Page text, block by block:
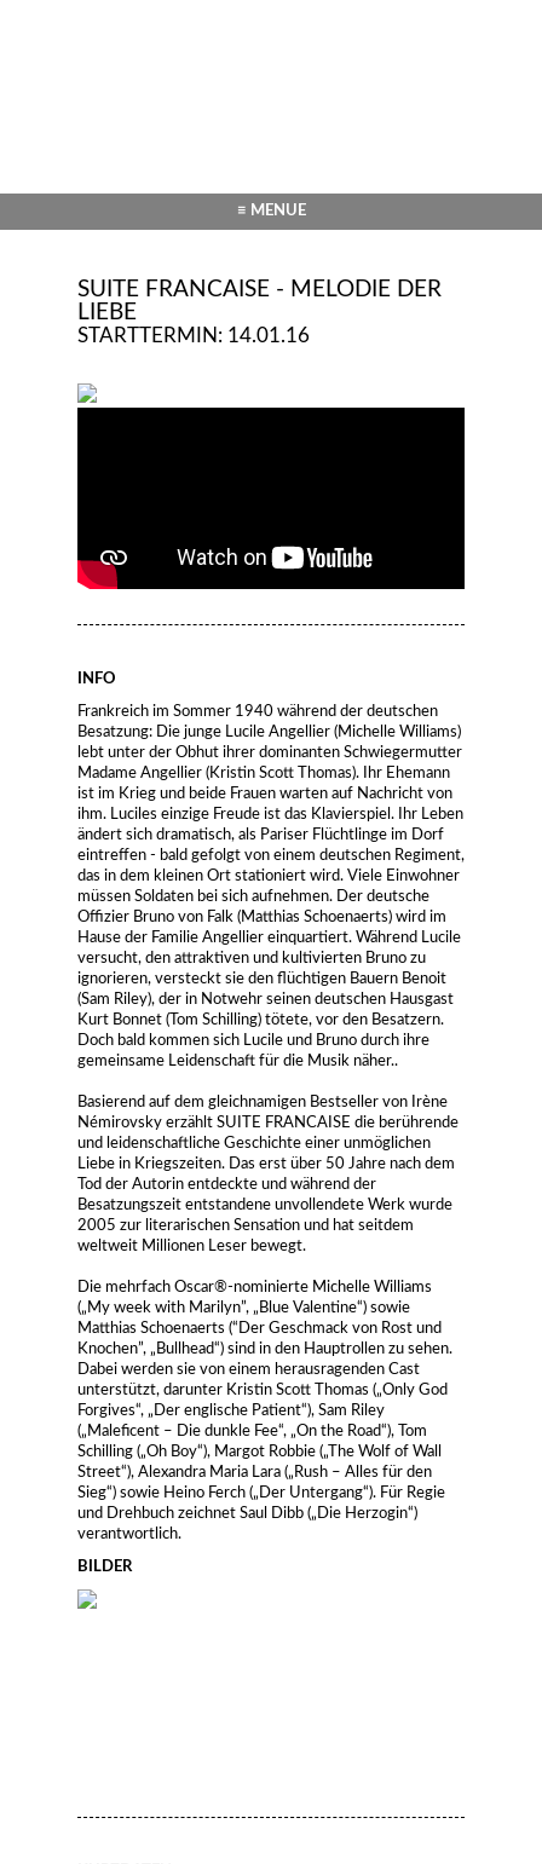
≡ MENUE
SUITE FRANCAISE - MELODIE DER
LIEBE
STARTTERMIN: 14.01.16
INFO
Frankreich im Sommer 1940 während der deutschen
Besatzung: Die junge Lucile Angellier (Michelle Williams)
lebt unter der Obhut ihrer dominanten Schwiegermutter
Madame Angellier (Kristin Scott Thomas). Ihr Ehemann
ist im Krieg und beide Frauen warten auf Nachricht von
ihm. Luciles einzige Freude ist das Klavierspiel. Ihr Leben
ändert sich dramatisch, als Pariser Flüchtlinge im Dorf
eintreffen - bald gefolgt von einem deutschen Regiment,
das in dem kleinen Ort stationiert wird. Viele Einwohner
müssen Soldaten bei sich aufnehmen. Der deutsche
Offizier Bruno von Falk (Matthias Schoenaerts) wird im
Hause der Familie Angellier einquartiert. Während Lucile
versucht, den attraktiven und kultivierten Bruno zu
ignorieren, versteckt sie den flüchtigen Bauern Benoit
(Sam Riley), der in Notwehr seinen deutschen Hausgast
Kurt Bonnet (Tom Schilling) tötete, vor den Besatzern.
Doch bald kommen sich Lucile und Bruno durch ihre
gemeinsame Leidenschaft für die Musik näher..
Basierend auf dem gleichnamigen Bestseller von Irène
Némirovsky erzählt SUITE FRANCAISE die berührende
und leidenschaftliche Geschichte einer unmöglichen
Liebe in Kriegszeiten. Das erst über 50 Jahre nach dem
Tod der Autorin entdeckte und während der
Besatzungszeit entstandene unvollendete Werk wurde
2005 zur literarischen Sensation und hat seitdem
weltweit Millionen Leser bewegt.
Die mehrfach Oscar®-nominierte Michelle Williams
(„My week with Marilyn”, „Blue Valentine“) sowie
Matthias Schoenaerts (“Der Geschmack von Rost und
Knochen”, „Bullhead“) sind in den Hauptrollen zu sehen.
Dabei werden sie von einem herausragenden Cast
unterstützt, darunter Kristin Scott Thomas („Only God
Forgives“, „Der englische Patient“), Sam Riley
(„Maleficent – Die dunkle Fee“, „On the Road“), Tom
Schilling („Oh Boy“), Margot Robbie („The Wolf of Wall
Street“), Alexandra Maria Lara („Rush – Alles für den
Sieg“) sowie Heino Ferch („Der Untergang“). Für Regie
und Drehbuch zeichnet Saul Dibb („Die Herzogin“)
verantwortlich.
BILDER